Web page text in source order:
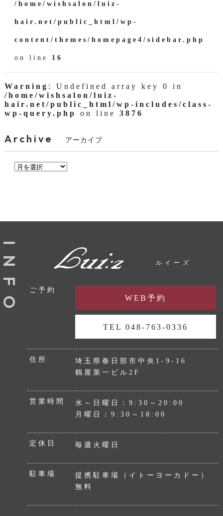
/home/wishsalon/luiz-
hair.net/public_html/wp-
content/themes/homepage4/sidebar.php
on line 16
Warning : Undefined array key 0 in
/home/wishsalon/luiz-
hair.net/public_html/wp-includes/class-
wp-query.php
on line 3876
Archive アーカイブ
I
N
F
O
ルイーズ
ご予約
WEB予約
TEL 048-763-0336
住所
埼玉県春日部市中央1-9-16
鶴屋第一ビル2F
営業時間
水～日曜日：9:30～20:00
月曜日：9:30～18:00
定休日 毎週火曜日
駐車場
提携駐車場（イトーヨーカドー）
無料